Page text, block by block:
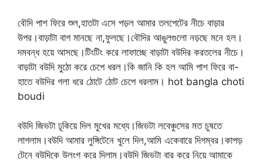
বৌদি পাশ ফিরে শুল,হাতটা এসে পড়ল আমার তলপেটের নীচে বাড়ার
উপর।বাড়াটা বাগ মানছে না,ফুলছে।বৌদির আঙুলগুলো নড়ছে মনে হল।
দমবন্ধ হয়ে আসছে।টিংটিং করে লাফাচ্ছে বাড়াটা বউদির করতলের নীচে।
বাড়াটা বউদি মুঠো করে চেপে ধরল।কি জানি কি হল আমি পাশ ফিরে বা-
হাতে বউদির গলা ধরে ঠোটে ঠোট চেপে ধরলাম। hot bangla choti
boudi
বউদি জিভটা ঢূকিয়ে দিল মুখের মধ্যে।জিভটা লবেঞ্চুসের মত চুষতে
লাগলাম।বউদি আমার লুঙ্গিটেনে খুলে দিল,আমি একেবারে দিগম্বর।কাপড়
টেনে বউদিকে উলংগ করে দিলাম।বউদি জিভটা বার করে নিয়ে আমাকে